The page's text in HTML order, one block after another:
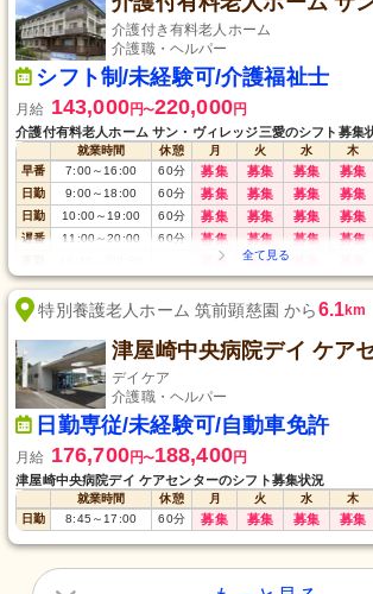
介護付き有料老人ホーム
介護職・ヘルパー
シフト制/未経験可/介護福祉士
月給 143,000円〜220,000円
介護付有料老人ホーム サン・ヴィレッジ三愛のシフト募集
就業時間 休憩 月 火 水 木
早番
7:00～ 16:00 60分 募集 募集 募集 募集
日勤 9:00～ 18:00 60分 募集 募集 募集 募集
日勤 10:00～ 19:00 60分 募集 募集 募集 募集
遅番 11:00 ～20:00 60分 募集 募集 募集 募集
募集 募集
特別養護老人ホーム 筑前顕慈園 から6.1km
津屋崎中央病院デイ ケア
デイケア
介護職・ヘルパー
日勤専従/未経験可/自動車免許
月給 176,700円〜188,400円
津屋崎中央病院デイ ケアセンターのシフト募集状況
就業時間 休憩 月 火 水 木
日勤
8:45 ～17:00 60分 募集 募集 募集 募集